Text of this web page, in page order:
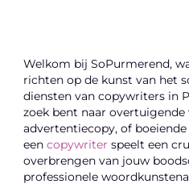
Welkom bij SoPurmerend,
richten op de kunst van het
diensten van copywriters in
zoek bent naar overtuigende
advertentiecopy, of
eencopywriter speelt een
overbrengen van jouw
professionele